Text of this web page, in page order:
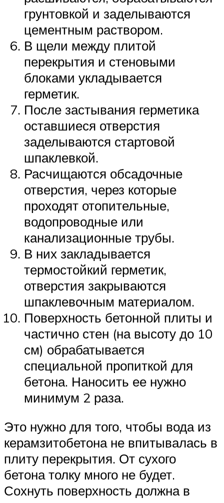
грунтовкой и заделываются
цементным раствором.
В щели между плитой
перекрытия и стеновыми
блоками укладывается
герметик.
После застывания герметика
оставшиеся отверстия
заделываются стартовой
шпаклевкой.
Расчищаются обсадочные
отверстия, через которые
проходят отопительные,
водопроводные или
канализационные трубы.
В них закладывается
термостойкий герметик,
отверстия закрываются
шпаклевочным материалом.
Поверхность бетонной плиты и
частично стен (на высоту до 10
см) обрабатывается
специальной пропиткой для
бетона. Наносить ее нужно
минимум 2 раза.
Это нужно для того, чтобы вода из
керамзитобетона не впитывалась в
плиту перекрытия. От сухого
бетона толку много не будет.
Сохнуть поверхность должна в